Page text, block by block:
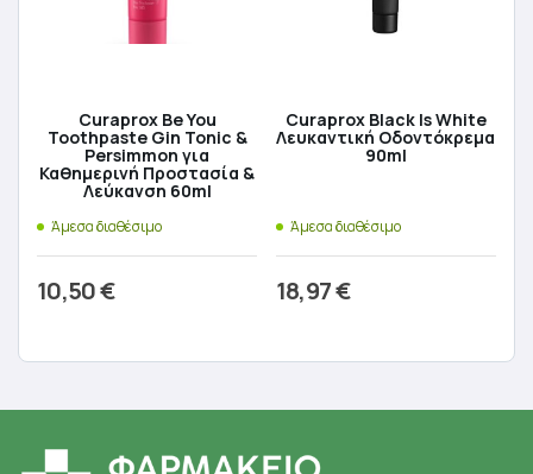
Curaprox Be You
Toothpaste Gin Tonic &
Persimmon για
Καθημερινή Προστασία &
Λεύκανση 60ml
Άμεσα διαθέσιμο
10,50€
Curaprox Black Ιs White
Λευκαντική Οδοντόκρεμα
90ml
Άμεσα διαθέσιμο
18,97€